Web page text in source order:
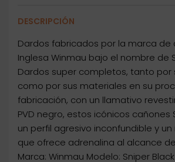
DESCRIPCIÓN
Dardos fabricados por la marca de
Inglesa Winmau bajo el nombre de
Dardos super completos, tanto por
como por sus materiales en su
fabricación, con un llamativo
PVD negro, estos icónicos cañones
un perfil agresivo inconfundible y
que ofrece adrenalina al alcance
Marca: Winmau Modelo: Sniper